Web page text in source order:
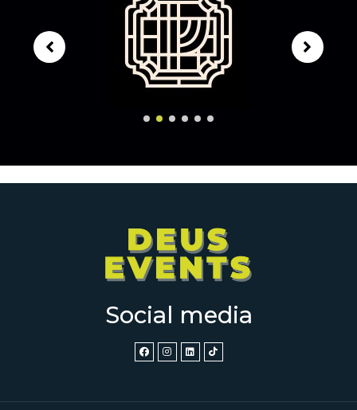
Social media